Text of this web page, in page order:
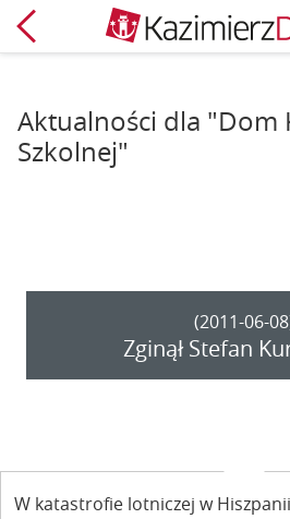
Aktualności dla "Dom
Szkolnej"
(2011-06-
Zginął Stefan
W katastrofie lotniczej w